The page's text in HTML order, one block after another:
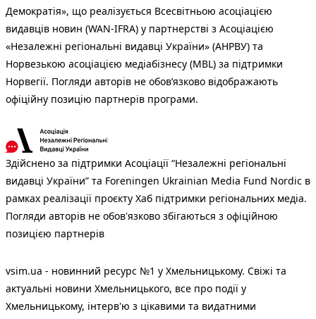
Демократія», що реалізується Всесвітньою асоціацією
видавців новин (WAN-IFRA) у партнерстві з Асоціацією
«Незалежні регіональні видавці України» (АНРВУ) та
Норвезькою асоціацією медіабізнесу (MBL) за підтримки
Норвегії. Погляди авторів не обов’язково відображають
офіційну позицію партнерів програми.
Здійснено за підтримки Асоціації “Незалежні регіональні
видавці України” та Foreningen Ukrainian Media Fund Nordic в
рамках реалізації проєкту Хаб підтримки регіональних медіа.
Погляди авторів не обов'язково збігаються з офіційною
позицією партнерів
vsim.ua - новинний ресурс №1 у Хмельницькому. Свіжі та
актуальні новини Хмельницького, все про події у
Хмельницькому, інтерв'ю з цікавими та видатними